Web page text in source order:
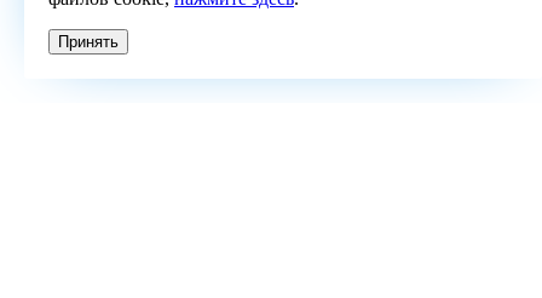
Принять